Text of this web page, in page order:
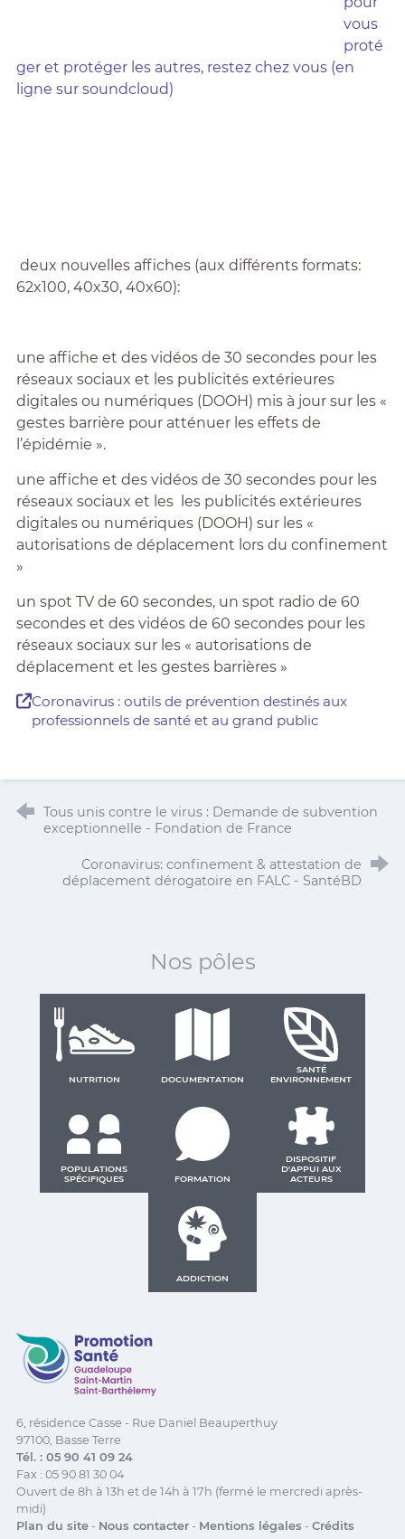
vous
proté
ger et protéger les autres, restez chez vous (en
ligne sur soundcloud)
deux nouvelles affiches (aux différents formats:
62x100, 40x30, 40x60):
une affiche et des vidéos de 30 secondes pour les
réseaux sociaux et les publicités extérieures
digitales ou numériques (DOOH) mis à jour sur les «
gestes barrière pour atténuer les effets de
l’épidémie ».
une affiche et des vidéos de 30 secondes pour les
réseaux sociaux et les
les publicités extérieures
digitales ou numériques(DOOH) sur les «
autorisations de déplacement lors du confinement
»
un spot TV de 60 secondes, un spot radio de 60
secondes et des vidéos de 60 secondes pour les
réseaux sociaux sur les « autorisations de
déplacement et les gestes barrières »
Coronavirus : outils de prévention destinés aux
professionnels de santé et au grand public
Tous unis contre le virus : Demande de subvention
exceptionnelle - Fondation de France
Coronavirus: confinement & attestation de
déplacement dérogatoire en FALC - SantéBD
Nos pôles
NUTRITION DOCUMENTATION
SANTÉ
ENVIRONNEMENT
POPULATIONS
SPÉCIFIQUES
FORMATION
DISPOSITIF
D'APPUI AUX
ACTEURS
ADDICTION
Promotion Santé Guadeloupe, Saint-Martin, Saint
6, résidence Casse - Rue Daniel Beauperthuy
97100, Basse Terre
Tél. : 05 90 41 09 24
Fax : 05 90 81 30 04
Ouvert de 8h à 13h et de 14h à 17h (fermé le mercredi après-
midi)
Plan du site- Nous contacter- Mentions légales - Crédits